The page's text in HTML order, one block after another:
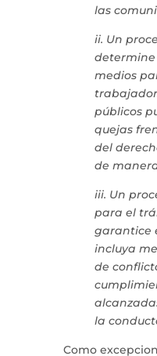
las
ii. Un
determine
medios
públicos
quejas
del
de
iii. Un
para el
garantice
incluya
de
la
Como